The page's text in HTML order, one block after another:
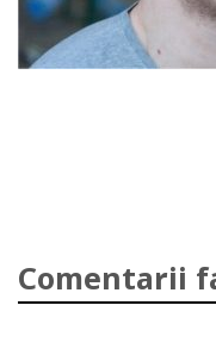
Comentarii